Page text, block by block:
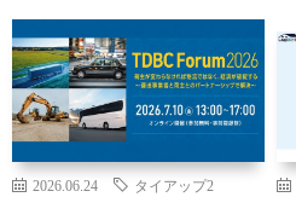
2026.06.24 タイアップ2